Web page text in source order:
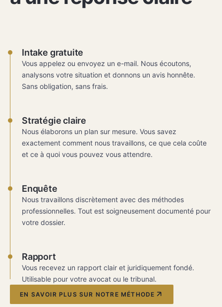
Intake gratuite
Vous appelez ou envoyez un e-mail. Nous écoutons,
analysons votre situation et donnons un avis honnête.
Sans obligation, sans frais.
Stratégie claire
Nous élaborons un plan sur mesure. Vous savez
exactement comment nous travaillons, ce que cela coûte
et ce à quoi vous pouvez vous attendre.
Enquête
Nous travaillons discrètement avec des méthodes
professionnelles. Tout est soigneusement documenté pour
votre dossier.
Rapport
Vous recevez un rapport clair et juridiquement fondé.
Utilisable pour votre avocat ou le tribunal.
EN SAVOIR PLUS SUR NOTRE MÉTHODE